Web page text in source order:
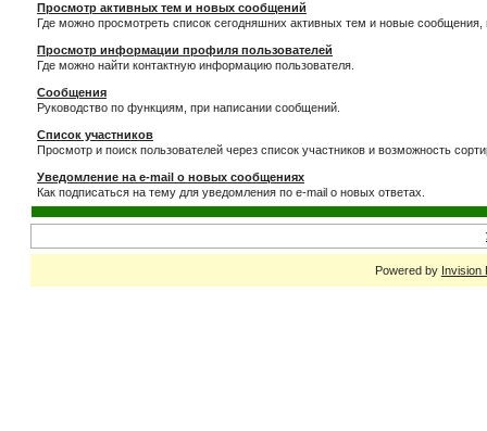
Просмотр активных тем и новых сообщений
Где можно просмотреть список сегодняшних активных тем и новые
Просмотр информации профиля пользователей
Где можно найти контактную информацию пользователя.
Сообщения
Руководство по функциям, при написании сообщений.
Список участников
Просмотр и поиск пользователей через список участников и возможность
Уведомление на e-mail о новых сообщениях
Как подписаться на тему для уведомления по e-mail о новых ответах.
Powered by Invision